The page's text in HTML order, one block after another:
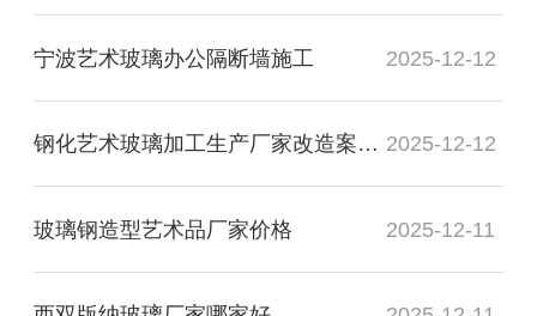
宁波艺术玻璃办公隔断墙施工 2025-12-12
钢化艺术玻璃加工生产厂家改造案例图 2025-12-12
玻璃钢造型艺术品厂家价格 2025-12-11